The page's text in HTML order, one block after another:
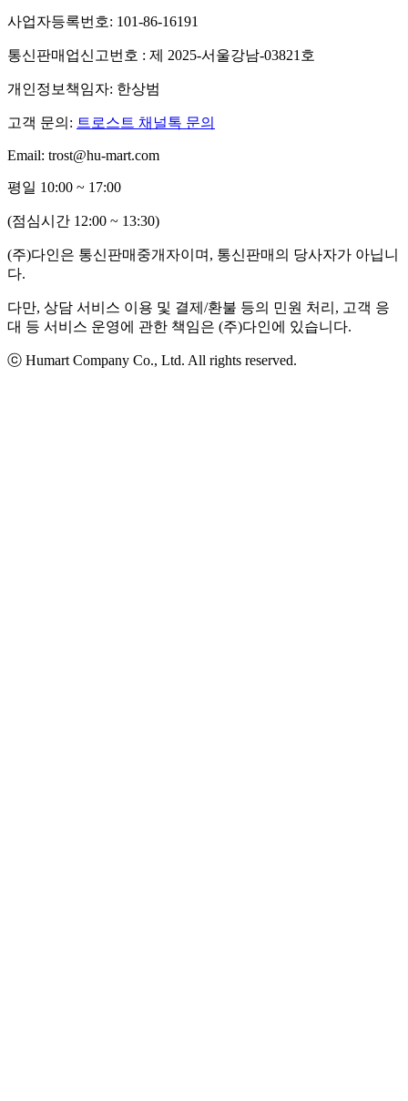
사업자등록번호: 101-86-16191
통신판매업신고번호 : 제 2025-서울강남-03821호
개인정보책임자: 한상범
고객 문의: 트로스트 채널톡 문의
Email: trost@hu-mart.com
평일 10:00 ~ 17:00
(점심시간 12:00 ~ 13:30)
(주)다인은 통신판매중개자이며, 통신판매의 당사자가 아닙니
다.
다만, 상담 서비스 이용 및 결제/환불 등의 민원 처리, 고객 응
대 등 서비스 운영에 관한 책임은 (주)다인에 있습니다.
ⓒ Humart Company Co., Ltd. All rights reserved.